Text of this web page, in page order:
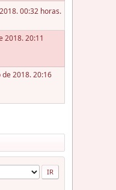
00:32 horas.
2018. 20:11
2018. 20:16